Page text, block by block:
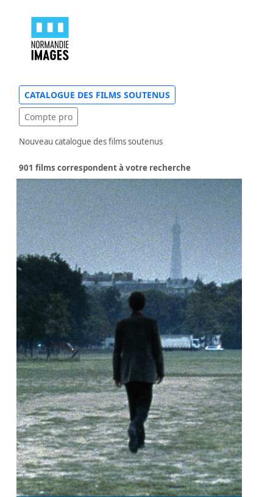
CATALOGUE DES FILMS SOUTENUS
Compte pro
Nouveau catalogue des films soutenus
901 films correspondent à votre recherche